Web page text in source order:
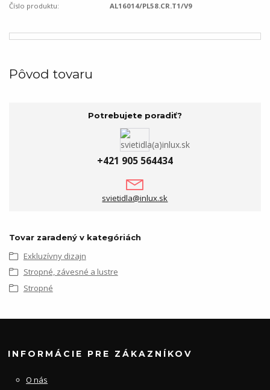
Číslo produktu: AL16014/PL58.CR.T1/V9
Pôvod tovaru
Potrebujete poradiť?
+421 905 564434
svietidla@inlux.sk
Tovar zaradený v kategóriách
Exkluzívny dizajn
Stropné, závesné a lustre
Stropné
INFORMÁCIE PRE ZÁKAZNÍKOV
O nás